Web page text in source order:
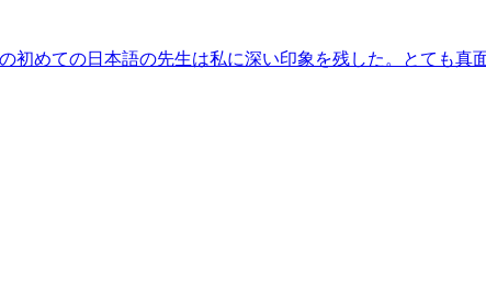
初めての日本語の先生は私に深い印象を残した。とても